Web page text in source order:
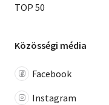
TOP 50
Közösségi média
Facebook
Instagram